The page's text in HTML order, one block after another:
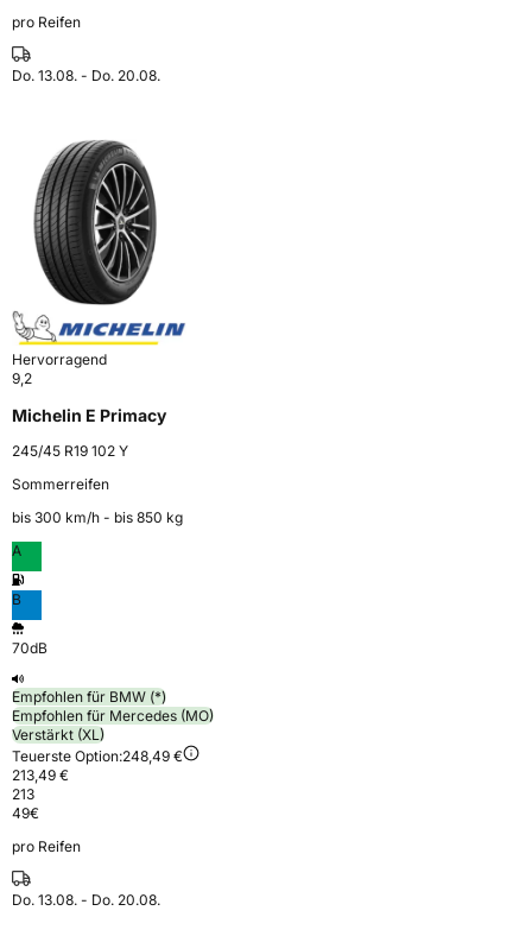
pro Reifen
Do. 13.08. - Do. 20.08.
Hervorragend
9,2
Michelin E Primacy
245/45 R19 102 Y
Sommerreifen
bis 300 km⁠/⁠h - bis 850 kg
A
B
70dB
Empfohlen für BMW (*)
Empfohlen für Mercedes (MO)
Verstärkt (XL)
Teuerste Option:248,49 €
213,49 €
213
49€
pro Reifen
Do. 13.08. - Do. 20.08.